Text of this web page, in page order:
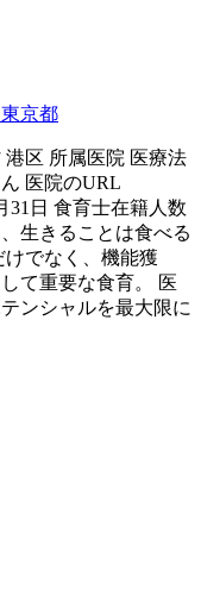
京都
区 所属医院 医療法
医院のURL
31日 食育士在籍人数
生きることは食べる
でなく、機能獲
て重要な食育。 医
ンシャルを最大限に